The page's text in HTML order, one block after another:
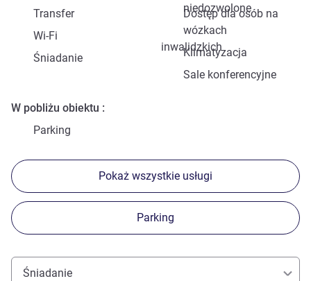
niedozwolone
Transfer
Dostęp dla osób na
wózkach
inwalidzkich
Wi-Fi
Klimatyzacja
Śniadanie
Sale konferencyjne
W pobliżu obiektu
Parking
Pokaż wszystkie usługi
Parking
Śniadanie